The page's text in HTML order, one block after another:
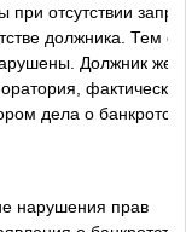
отсутствии
должника. Тем
Должник же
фактически
дела о
нарушения прав